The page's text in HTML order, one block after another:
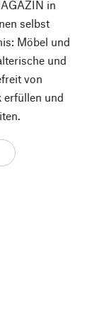
in
selbst
Möbel und
und
von
erfüllen und